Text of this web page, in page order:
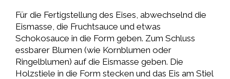
Für die Fertigstellung des Eises, abwechselnd die
Eismasse, die Fruchtsauce und etwas
Schokosauce in die Form geben. Zum Schluss
essbarer Blumen (wie Kornblumen oder
Ringelblumen) auf die Eismasse geben. Die
Holzstiele in die Form stecken und das Eis am Stiel